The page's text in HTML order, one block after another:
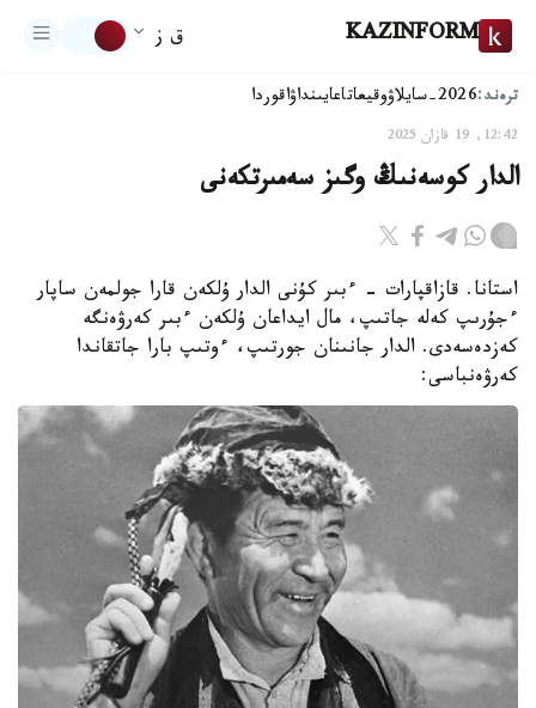
KAZINFORM ق ز
ترەند:2026-سايلاۋ وقيعاتاعايىنداۋاقوردا
12:42, 19 قازان 2025
الدار كوسەنىڭ وگىز سەمىرتكەنى
استانا. قازاقپارات - ءبىر كۇنى الدار ۇلكەن قارا جولمەن ساپار
ءجۇرىپ كەلە جاتىپ، مال ايداعان ۇلكەن ءبىر كەرۋەنگە
كەزدەسەدى. الدار جانىنان جورتىپ، ءوتىپ بارا جاتقاندا
كەرۋەنباسى: